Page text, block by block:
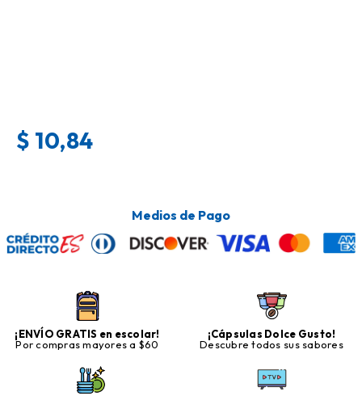
$ 10,84
Medios de Pago
¡ENVÍO GRATIS en escolar!
Por compras mayores a $60
¡Cápsulas Dolce Gusto!
Descubre todos sus sabores